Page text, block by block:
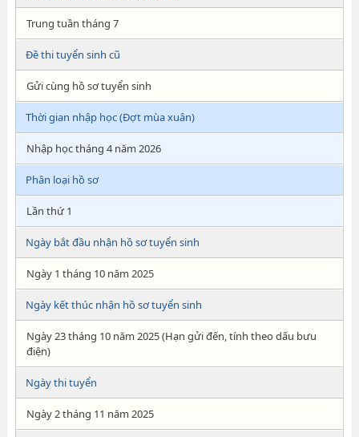
Trung tuần tháng 7
Đề thi tuyển sinh cũ
Gửi cùng hồ sơ tuyển sinh
Thời gian nhập học (Đợt mùa xuân)
Nhập học tháng 4 năm 2026
Phân loại hồ sơ
Lần thứ 1
Ngày bắt đầu nhận hồ sơ tuyển sinh
Ngày 1 tháng 10 năm 2025
Ngày kết thúc nhận hồ sơ tuyển sinh
Ngày 23 tháng 10 năm 2025 (Hạn gửi đến, tính theo dấu bưu
điện)
Ngày thi tuyển
Ngày 2 tháng 11 năm 2025